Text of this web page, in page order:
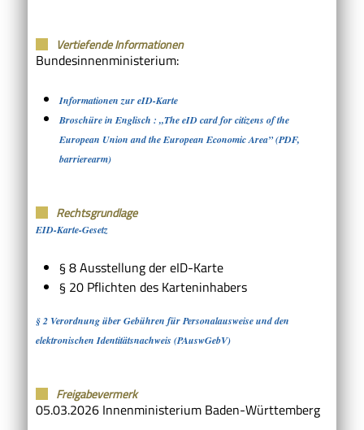
Vertiefende Informationen
Bundesinnenministerium:
Informationen zur eID-Karte
Broschüre in Englisch : „The eID card for citizens of the
European Union and the European Economic Area” (PDF,
barrierearm)
Rechtsgrundlage
EID-Karte-Gesetz
§ 8 Ausstellung der eID-Karte
§ 20 Pflichten des Karteninhabers
§ 2 Verordnung über Gebühren für Personalausweise und den
elektronischen Identitätsnachweis (PAuswGebV)
Freigabevermerk
05.03.2026 Innenministerium Baden-Württemberg